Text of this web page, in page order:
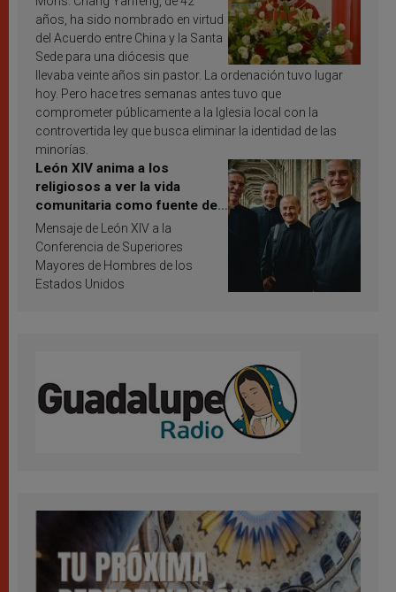
años, ha sido nombrado en virtud
del Acuerdo entre China y la Santa
Sede para una diócesis que
llevaba veinte años sin pastor. La ordenación tuvo lugar
hoy. Pero hace tres semanas antes tuvo que
comprometer públicamente a la Iglesia local con la
controvertida ley que busca eliminar la identidad de las
minorías.
León XIV anima a los
religiosos a ver la vida
comunitaria como fuente de
inspiración y santificación
Mensaje de León XIV a la
Conferencia de Superiores
Mayores de Hombres de los
Estados Unidos